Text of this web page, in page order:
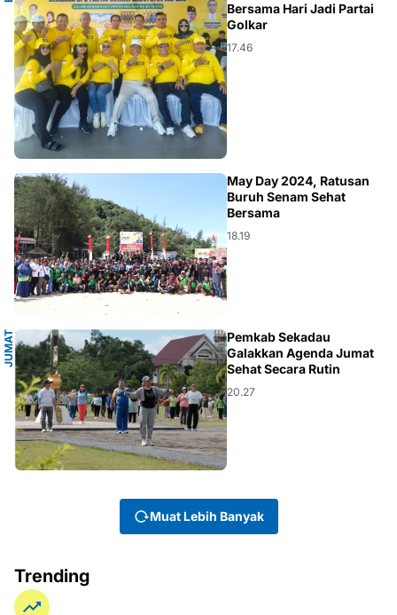
Bersama Hari Jadi Partai
Golkar
17.46
BENGKAYANG
May Day 2024, Ratusan
Buruh Senam Sehat
Bersama
18.19
J
U
M
A
T
S
E
H
AT
Pemkab Sekadau
Galakkan Agenda Jumat
Sehat Secara Rutin
20.27
Muat Lebih Banyak
Trending